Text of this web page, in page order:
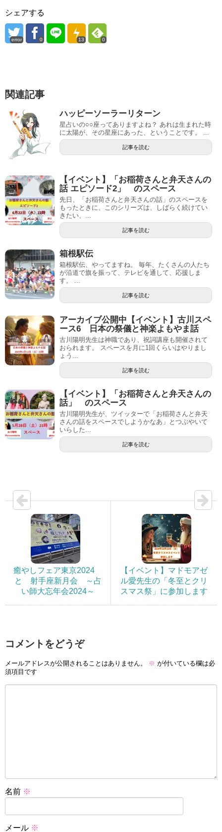
シェアする
error 0 13 0
関連記事
ハッピーソーラーリターン
星占いの○○座ってありますよね？ あれは生まれた時
に太陽が、その星座にあった、ということです。 ...
記事を読む
【イベント】「お稲荷さんと弁天さんの
話 エピソード2」 のスペース
先日、「お稲荷さんと弁天さんの話」のスペースを
もったときに、このシリーズは、しばらく続けてい
きたい、...
記事を読む
箱根駅伝
箱根駅伝、やってますね。 毎年、たくさんの人たち
が沿道で旗を振って、テレビを通して、応援しま
す。 ...
記事を読む
アーカイブ公開中【イベント】古川スペ
ース6 日本の祭儀と神楽よもやま話
古川陽明先生は神職であり、祝詞講座も開催されて
おられます。 スペースを月に1回くらいはやりまし
ょう...
記事を読む
【イベント】「お稲荷さんと弁天さんの
話」 のスペース
古川陽明先生が、ツイッターで「お稲荷さんと弁天
さんの話をスペースでしようかなあ」とつぶやいて
いらした...
記事を読む
癒やしフェア東京2024
と 射手座新月会 ～占
い師大忘年会2024～
【イベント】マドモアゼ
ル愛先生の「冬至とクリ
スマス祭」に参加します
コメントをどうぞ
メールアドレスが公開されることはありません。 ※ が付いている欄は必
須項目です
名前 ※
メール ※